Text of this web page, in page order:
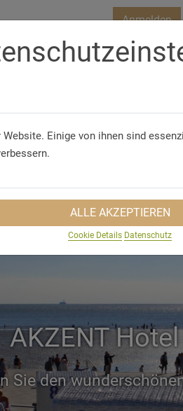
Anmelden
Telefon
AKZENT
Sie den
Einige von ihnen sind
ALLE AKZEPTIEREN
Cookie Details Datenschutz